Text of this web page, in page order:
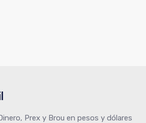
Prex y Brou en pesos y dólares